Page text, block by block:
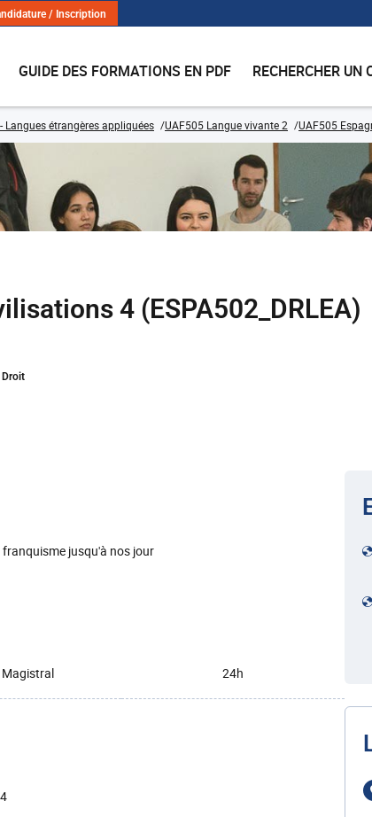
/ Inscription
GUIDE DES FORMATIONS EN PDF RECHERCHER UN
Langues étrangères appliquées UAF505 Langue vivante 2 UAF505
4 (ESPA502_DRLEA)
Droit
jusqu'à nos jour
24h